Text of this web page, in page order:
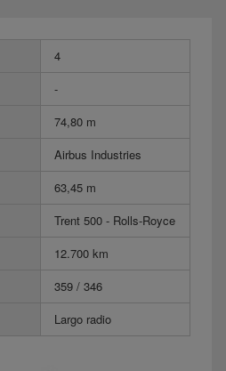
4
-
74,80 m
Airbus Industries
63,45 m
Trent 500 - Rolls-Royce
12.700 km
359 / 346
Largo radio